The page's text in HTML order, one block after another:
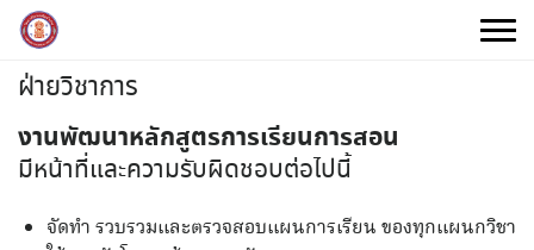
Skip
content
ฝ่ายวิชาการ
งานพัฒนาหลักสูตรการเรียนการสอน
มีหน้าที่และความรับผิดชอบต่อไปนี้
จัดทำ รวบรวมและตรวจสอบแผนการเรียน ของทุกแผนกวิชา